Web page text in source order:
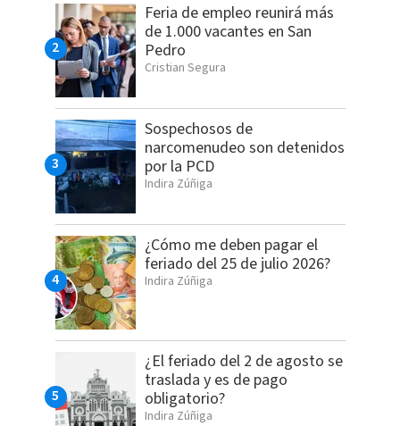
Feria de empleo reunirá más
de 1.000 vacantes en San
Pedro
Cristian Segura
Sospechosos de
narcomenudeo son detenidos
por la PCD
Indira Zúñiga
¿Cómo me deben pagar el
feriado del 25 de julio 2026?
Indira Zúñiga
¿El feriado del 2 de agosto se
traslada y es de pago
obligatorio?
Indira Zúñiga